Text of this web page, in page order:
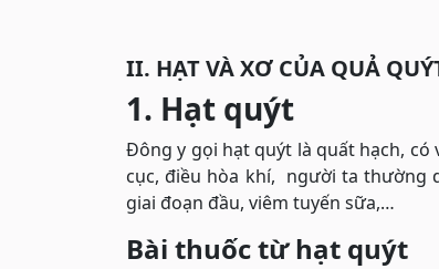
II. HẠT VÀ XƠ CỦA QUẢ
1. Hạt quýt
Đông y gọi hạt quýt là quất hạch, có
cục, điều hòa khí, người ta thường
giai đoạn đầu, viêm tuyến sữa,…
Bài thuốc từ hạt quýt